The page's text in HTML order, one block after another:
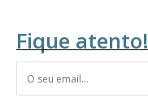
Fique atento!